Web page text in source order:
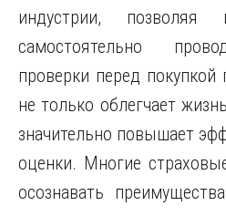
индустрии, позволяя
самостоятельно
проверки перед покупкой
не только облегчает
значительно повышает
оценки. Многие
осознавать